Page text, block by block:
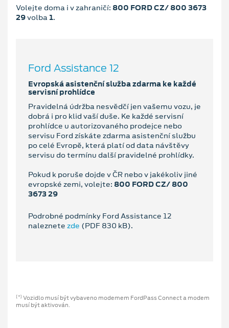
Volejte doma i v zahraničí: 800 FORD CZ/ 800 3673
29volba 1.
Ford Assistance 12
Evropská asistenční služba zdarma ke každé
servisní prohlídce
Pravidelná údržba nesvědčí jen vašemu vozu, je
dobrá i pro klid vaší duše. Ke každé servisní
prohlídce u autorizovaného prodejce nebo
servisu Ford získáte zdarma asistenční službu
po celé Evropě, která platí od data návštěvy
servisu do termínu další pravidelné prohlídky.
Pokud k poruše dojde v ČR nebo v jakékoliv jiné
evropské zemi, volejte: 800 FORD CZ/ 800
3673 29
Podrobné podmínky Ford Assistance 12
naleznete zde (PDF 830 kB).
[*]
Vozidlo musí být vybaveno modemem FordPass Connect a modem
musí být aktivován.